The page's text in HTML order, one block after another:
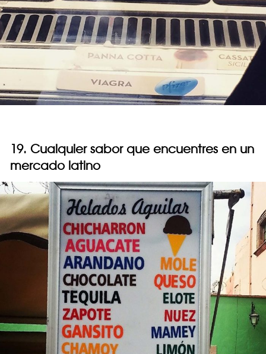
19. Cualquier sabor que encuentres en un
mercado latino